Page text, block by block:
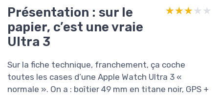
Présentation : sur le
papier, c’est une vraie
Ultra 3
★★★★★
★★★★★
Sur la fiche technique, franchement, ça coche
toutes les cases d’une Apple Watch Ultra 3 «
normale ». On a : boîtier 49 mm en titane noir, GPS +